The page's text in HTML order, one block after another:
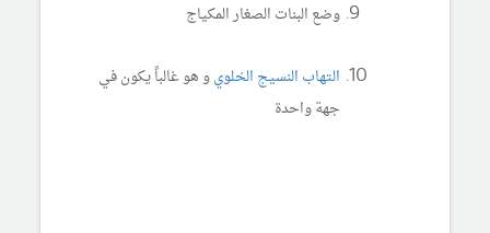
وضع البنات الصغار المكياج
التهاب النسيج الخلويو هو غالباً يكون في
جهة واحدة